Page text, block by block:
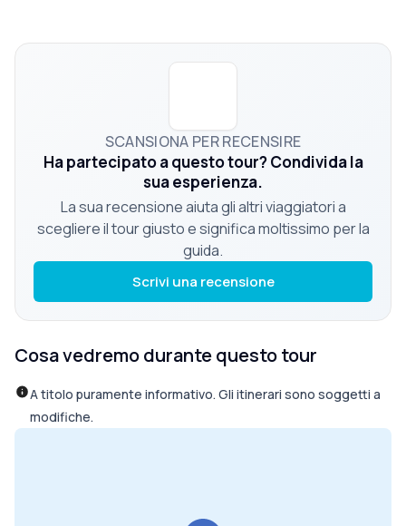
SCANSIONA PER RECENSIRE
Ha partecipato a questo tour? Condivida la
sua esperienza.
La sua recensione aiuta gli altri viaggiatori a
scegliere il tour giusto e significa moltissimo per la
guida.
Scrivi una recensione
Cosa vedremo durante questo tour
A titolo puramente informativo. Gli itinerari sono soggetti a
modifiche.